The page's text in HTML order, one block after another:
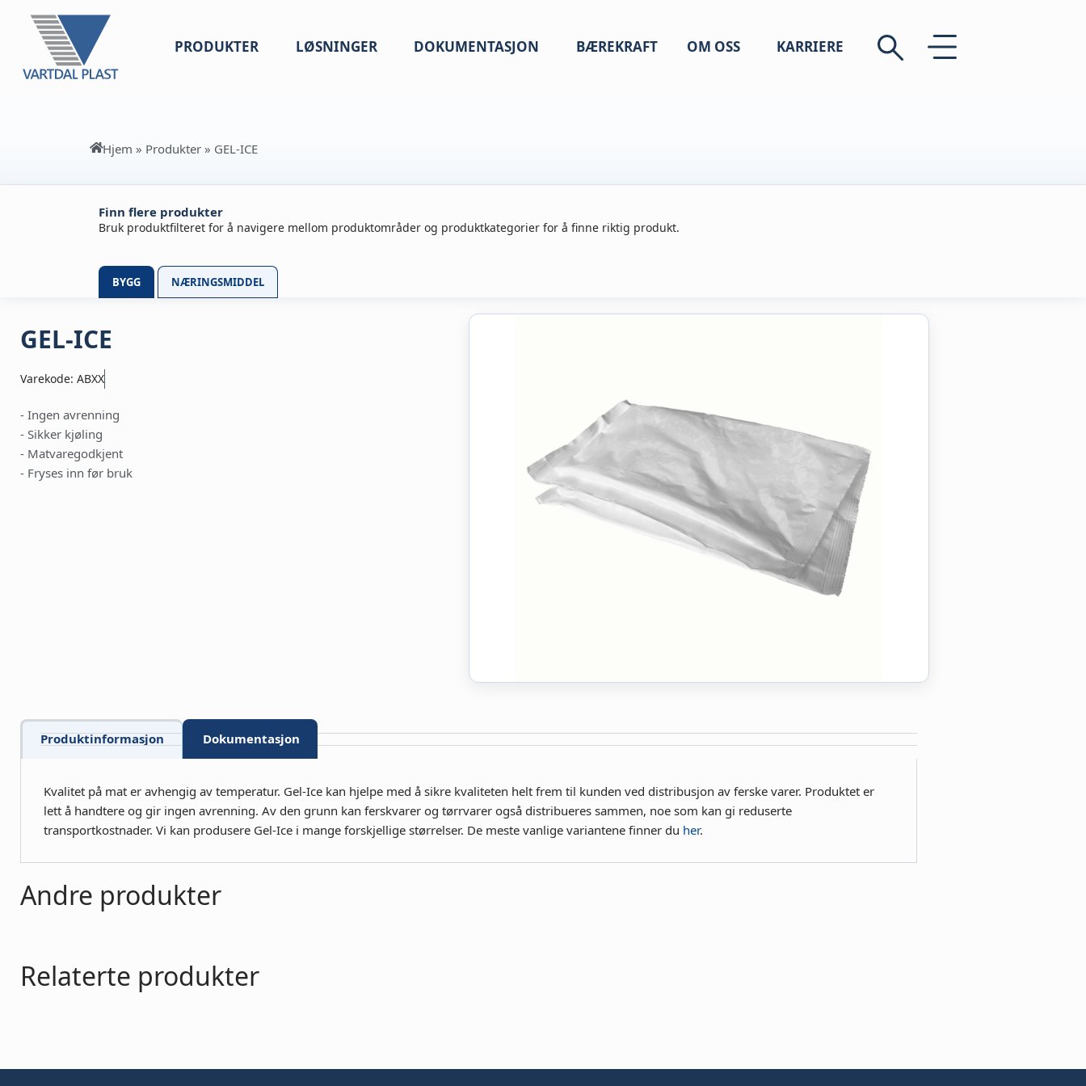
PRODUKTER LØSNINGER DOKUMENTASJON BÆREKRAFT OM OSS KARRIERE
Hjem » Produkter » GEL-ICE
Finn flere produkter
Bruk produktfilteret for å navigere mellom produktområder og produktkategorier for å finne riktig produkt.
BYGG NÆRINGSMIDDEL
GEL-ICE
Varekode: ABXX
- Ingen avrenning
- Sikker kjøling
- Matvaregodkjent
- Fryses inn før bruk
Produktinformasjon Dokumentasjon
Kvalitet på mat er avhengig av temperatur. Gel-Ice kan hjelpe med å sikre kvaliteten helt frem til kunden ved distribusjon av ferske varer. Produktet er
lett å handtere og gir ingen avrenning. Av den grunn kan ferskvarer og tørrvarer også distribueres sammen, noe som kan gi reduserte
transportkostnader. Vi kan produsere Gel-Ice i mange forskjellige størrelser. De meste vanlige variantene finner du her.
Andre produkter
Relaterte produkter